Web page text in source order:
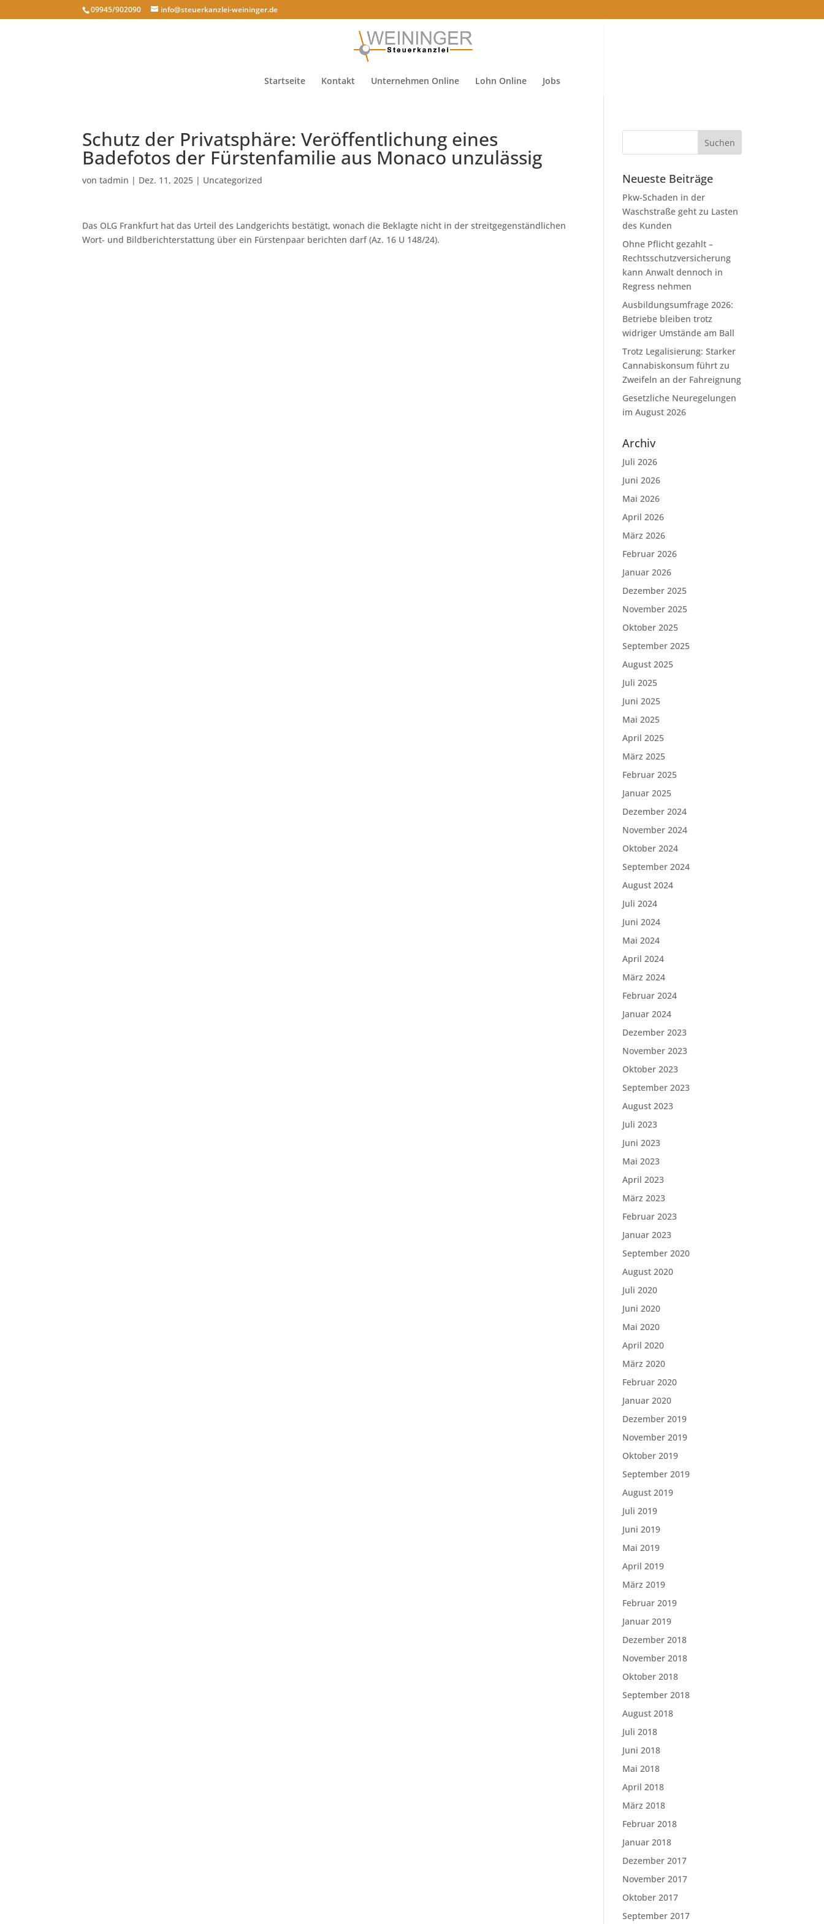
09945/902090 info@steuerkanzlei-weininger.de
Startseite Kontakt Unternehmen Online Lohn Online Jobs
Schutz der Privatsphäre: Veröffentlichung eines
Badefotos der Fürstenfamilie aus Monaco unzulässig
vontadmin | Dez. 11, 2025 | Uncategorized
Das OLG Frankfurt hat das Urteil des Landgerichts bestätigt, wonach die Beklagte nicht in der streitgegenständlichen
Wort- und Bildberichterstattung über ein Fürstenpaar berichten darf (Az. 16 U 148/24).
Neueste Beiträge
Pkw-Schaden in der
Waschstraße geht zu Lasten
des Kunden
Ohne Pflicht gezahlt –
Rechtsschutzversicherung
kann Anwalt dennoch in
Regress nehmen
Ausbildungsumfrage 2026:
Betriebe bleiben trotz
widriger Umstände am Ball
Trotz Legalisierung: Starker
Cannabiskonsum führt zu
Zweifeln an der Fahreignung
Gesetzliche Neuregelungen
im August 2026
Archiv
Juli 2026
Juni 2026
Mai 2026
April 2026
März 2026
Februar 2026
Januar 2026
Dezember 2025
November 2025
Oktober 2025
September 2025
August 2025
Juli 2025
Juni 2025
Mai 2025
April 2025
März 2025
Februar 2025
Januar 2025
Dezember 2024
November 2024
Oktober 2024
September 2024
August 2024
Juli 2024
Juni 2024
Mai 2024
April 2024
März 2024
Februar 2024
Januar 2024
Dezember 2023
November 2023
Oktober 2023
September 2023
August 2023
Juli 2023
Juni 2023
Mai 2023
April 2023
März 2023
Februar 2023
Januar 2023
September 2020
August 2020
Juli 2020
Juni 2020
Mai 2020
April 2020
März 2020
Februar 2020
Januar 2020
Dezember 2019
November 2019
Oktober 2019
September 2019
August 2019
Juli 2019
Juni 2019
Mai 2019
April 2019
März 2019
Februar 2019
Januar 2019
Dezember 2018
November 2018
Oktober 2018
September 2018
August 2018
Juli 2018
Juni 2018
Mai 2018
April 2018
März 2018
Februar 2018
Januar 2018
Dezember 2017
November 2017
Oktober 2017
September 2017